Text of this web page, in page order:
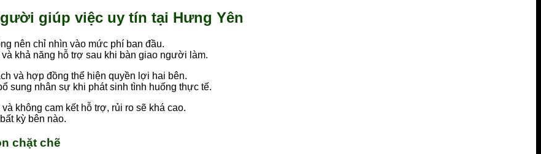
giúp việc uy tín tại Hưng Yên
nên chỉ nhìn vào mức phí ban đầu.
khả năng hỗ trợ sau khi bàn giao người làm.
và hợp đồng thể hiện quyền lợi hai bên.
sung nhân sự khi phát sinh tình huống thực tế.
không cam kết hỗ trợ, rủi ro sẽ khá cao.
kỳ bên nào.
chặt chẽ